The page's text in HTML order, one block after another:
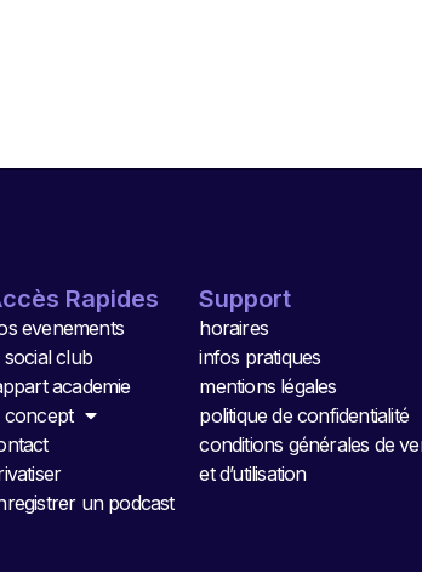
Rapides
evenements
social club
academie
concept
un podcast
Support
horaires
infos pratiques
mentions légales
politique de confidentialité
conditions générales de
et d’utilisation